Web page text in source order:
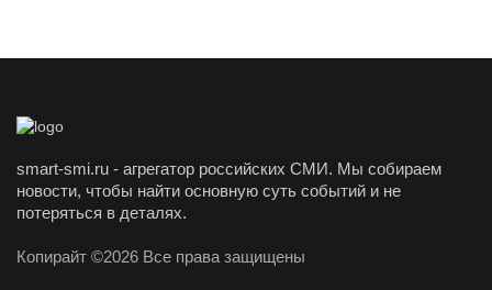
smart-smi.ru - агрегатор российских СМИ. Мы собираем
новости, чтобы найти основную суть событий и не
потеряться в деталях.
Копирайт ©2026 Все права защищены